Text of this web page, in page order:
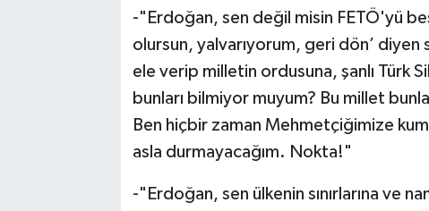
-"Erdoğan, sen değil misin FETÖ'yü
olursun, yalvarıyorum, geri dön’ diyen
ele verip milletin ordusuna, şanlı Türk
bunları bilmiyor muyum? Bu millet
Ben hiçbir zaman Mehmetçiğimize
asla durmayacağım. Nokta!"
-"Erdoğan, sen ülkenin sınırlarına ve